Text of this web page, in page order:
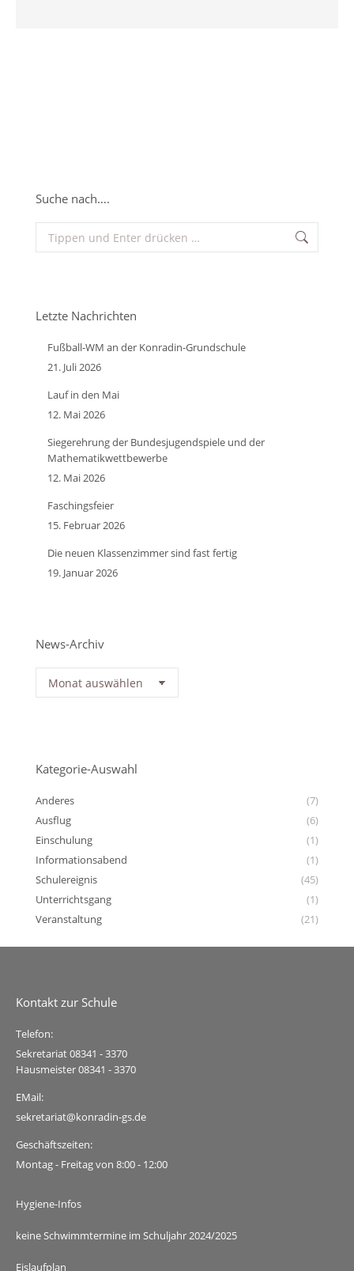
Suche nach….
Search:
Letzte Nachrichten
Fußball-WM an der Konradin-Grundschule
21. Juli 2026
Lauf in den Mai
12. Mai 2026
Siegerehrung der Bundesjugendspiele und der
Mathematikwettbewerbe
12. Mai 2026
Faschingsfeier
15. Februar 2026
Die neuen Klassenzimmer sind fast fertig
19. Januar 2026
News-Archiv
Archiv
Kategorie-Auswahl
Anderes
(7)
Ausflug
(6)
Einschulung
(1)
Informationsabend
(1)
Schulereignis
(45)
Unterrichtsgang
(1)
Veranstaltung
(21)
Kontakt zur Schule
Telefon:
Sekretariat 08341 - 3370
Hausmeister 08341 - 3370
EMail:
sekretariat@konradin-gs.de
Geschäftszeiten:
Montag - Freitag von 8:00 - 12:00
Hygiene-Infos
keine Schwimmtermine im Schuljahr 2024/2025
Eislaufplan